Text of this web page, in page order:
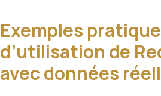
Exemples
d’utilisation de
avec données